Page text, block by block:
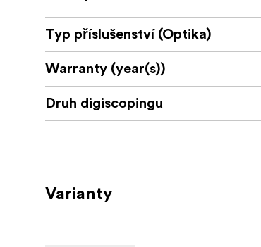
Typ příslušenství (Optika)
Warranty (year(s))
Druh digiscopingu
Varianty